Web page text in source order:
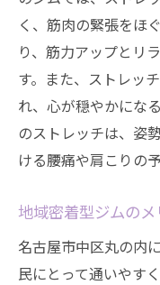
フィードバ
最初に知っ
モチベー
ジムでのスト
の理由
ストレッチ
ストレス解
怪我予防に
く、筋肉の緊張をほ
り、筋力アップとリ
す。また、ストレッ
れ、心が穏やかにな
のストレッチは、姿
ける腰痛や肩こりの
地域密着型ジムのメ
名古屋市中区丸の内
民にとって通いやす